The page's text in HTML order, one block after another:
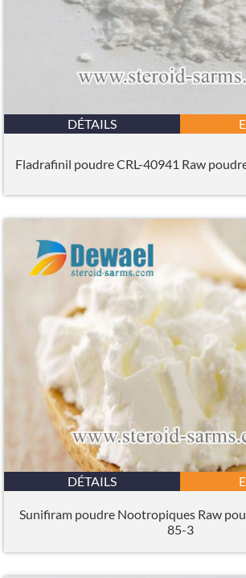
DÉTAILS
Fladrafinil poudre CRL-40941 Raw
DÉTAILS
Sunifiram poudre Nootropiques Raw
85-3